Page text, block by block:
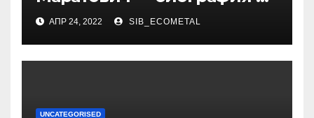
достижения талантливого
российского политика и
бизнесмена
АПР 24, 2022 SIB_ECOMETAL
UNCATEGORISED